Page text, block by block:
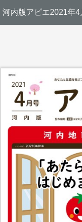
河内版アピエ2021年4